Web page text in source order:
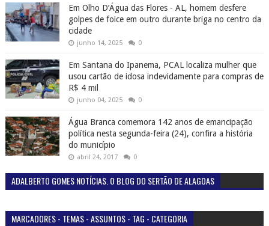
Em Olho D’Água das Flores - AL, homem desfere
golpes de foice em outro durante briga no centro da
cidade
junho 14, 2025 0
Em Santana do Ipanema, PCAL localiza mulher que
usou cartão de idosa indevidamente para compras de
R$ 4 mil
junho 04, 2025 0
Água Branca comemora 142 anos de emancipação
política nesta segunda-feira (24), confira a história
do município
abril 24, 2017 0
ADALBERTO GOMES NOTÍCIAS. O BLOG DO SERTÃO DE ALAGOAS
MARCADORES - TEMAS - ASSUNTOS - TAG - CATEGORIA